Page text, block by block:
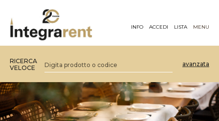
INFO ACCEDI LISTA MENU
RICERCA
VELOCE
avanzata